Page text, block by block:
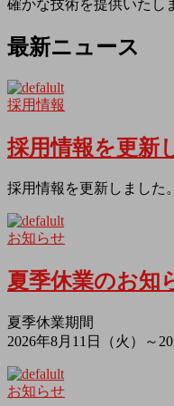
確かな技術を提供いたし
最新ニュース
採用情報
採用情報を更新
採用情報を更新しました。
お知らせ
夏季休業のお知
夏季休業期間
2026年8月11日（火）～
お知らせ